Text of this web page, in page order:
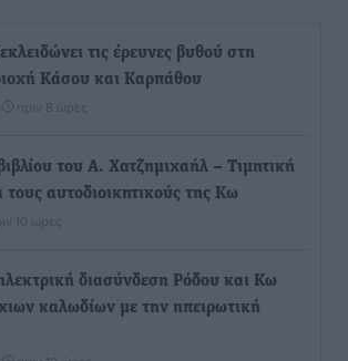
τις έρευνες βυθού στη
Κάσου και Καρπάθου
πριν 8 ώρες
του Α. Χατζημιχαήλ – Τιμητική
αυτοδιοικητικούς της Κω
10 ώρες
διασύνδεση Ρόδου και Κω
καλωδίων με την ηπειρωτική